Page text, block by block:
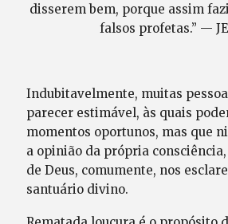
disserem bem, porque assim
falsos profetas.” —
Indubitavelmente, muitas
parecer estimável, às quais
momentos oportunos, mas que
a opinião da própria
de Deus, comumente, nos
santuário divino.